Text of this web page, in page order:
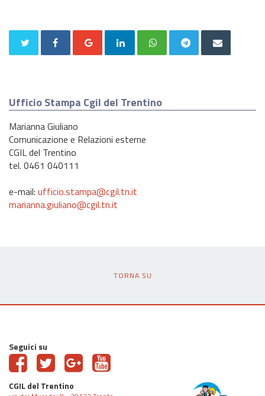
Ufficio Stampa Cgil del Trentino
Marianna Giuliano
Comunicazione e Relazioni esterne
CGIL del Trentino
tel. 0461 040111
e-mail: ufficio.stampa@cgil.tn.it
marianna.giuliano@cgil.tn.it
TORNA SU
Seguici su
CGIL del Trentino